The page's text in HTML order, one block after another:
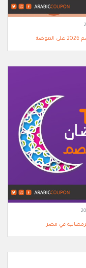
في مصر